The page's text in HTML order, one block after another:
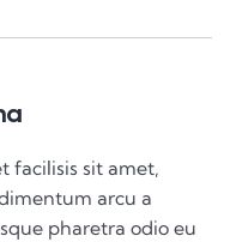
facilisis sit amet,
arcu a
pharetra odio eu